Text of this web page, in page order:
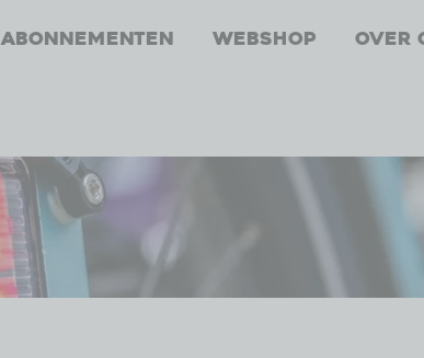
Abonnementen Webshop Over